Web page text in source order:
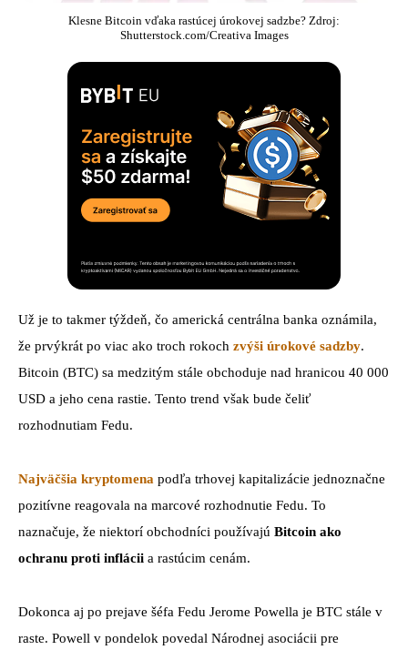
Klesne Bitcoin vďaka rastúcej úrokovej sadzbe? Zdroj:
Shutterstock.com/Creativa Images
Už je to takmer týždeň, čo americká centrálna banka oznámila,
že prvýkrát po viac ako troch rokoch zvýši úrokové sadzby.
Bitcoin (BTC) sa medzitým stále obchoduje nad hranicou 40 000
USD a jeho cena rastie. Tento trend však bude čeliť
rozhodnutiam Fedu.
Najväčšia kryptomena podľa trhovej kapitalizácie jednoznačne
pozitívne reagovala na marcové rozhodnutie Fedu. To
naznačuje, že niektorí obchodníci používajú Bitcoin ako
ochranu proti inflácii a rastúcim cenám.
Dokonca aj po prejave šéfa Fedu Jerome Powella je BTC stále v
raste. Powell v pondelok povedal Národnej asociácii pre